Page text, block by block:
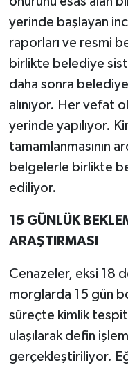
yerinde başlayan
raporları ve resmi
birlikte belediye
daha sonra
alınıyor. Her vefat
yerinde yapılıyor.
tamamlanmasının
belgelerle birlikte
ediliyor.
15 GÜNLÜK
ARAŞTIRMASI
Cenazeler, eksi 18
morglarda 15 gün
süreçte kimlik tespiti
ulaşılarak defin
gerçekleştiriliyor.